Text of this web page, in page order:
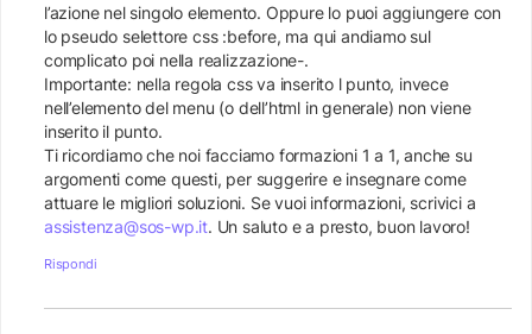
l’azione nel singolo elemento. Oppure lo puoi aggiungere con
lo pseudo selettore css :before, ma qui andiamo sul
complicato poi nella realizzazione-.
Importante: nella regola css va inserito l punto, invece
nell’elemento del menu (o dell’html in generale) non viene
inserito il punto.
Ti ricordiamo che noi facciamo formazioni 1 a 1, anche su
argomenti come questi, per suggerire e insegnare come
attuare le migliori soluzioni. Se vuoi informazioni, scrivici a
assistenza@sos-wp.it. Un saluto e a presto, buon lavoro!
Rispondi